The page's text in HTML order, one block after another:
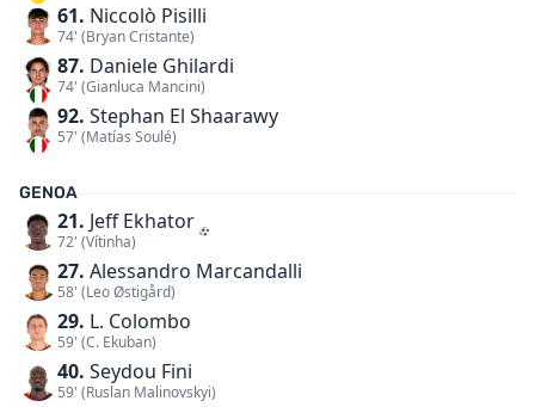
61. Niccolò Pisilli
74' (Bryan Cristante)
87. Daniele Ghilardi
74' (Gianluca Mancini)
92. Stephan El Shaarawy
57' (Matías Soulé)
GENOA
21. Jeff Ekhator
72' (Vítinha)
27. Alessandro Marcandalli
58' (Leo Østigård)
29. L. Colombo
59' (C. Ekuban)
40. Seydou Fini
59' (Ruslan Malinovskyi)